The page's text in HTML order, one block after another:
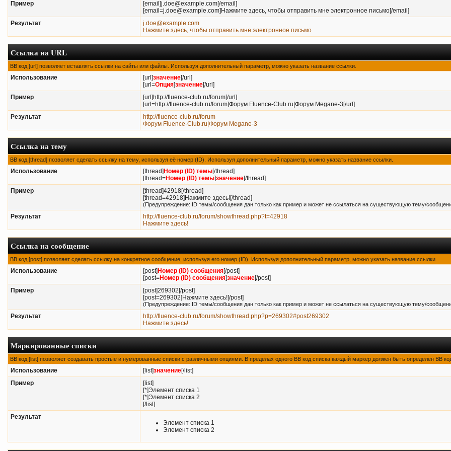
Пример
[email]j.doe@example.com[/email]
[email=j.doe@example.com]Нажмите здесь, чтобы отправить мне электронное письмо[/email]
Результат
j.doe@example.com
Нажмите здесь, чтобы отправить мне электронное письмо
Ссылка на URL
BB код [url] позволяет вставлять ссылки на сайты или файлы. Используя дополнительный параметр, можно указать название ссылки.
Использование [url]значение[/url]
[url=Опция]значение[/url]
Пример
[url]http://fluence-club.ru/forum[/url]
[url=http://fluence-club.ru/forum]Форум Fluence-Club.ru|Форум Megane-3[/url]
Результат
http://fluence-club.ru/forum
Форум Fluence-Club.ru|Форум Megane-3
Ссылка на тему
BB код [thread] позволяет сделать ссылку на тему, используя её номер (ID). Используя дополнительный параметр, можно указать название ссылки.
Использование [thread] Номер (ID) темы[/thread]
[thread=Номер (ID) темы]значение[/thread]
Пример
[thread]42918[/thread]
[thread=42918]Нажмите здесь![/thread]
(Предупреждение: ID темы/сообщения дан только как пример и может не ссылаться на существующую тему/
Результат
http://fluence-club.ru/forum/showthread.php?t=42918
Нажмите здесь!
Ссылка на сообщение
BB код [post] позволяет сделать ссылку на конкретное сообщение, используя его номер (ID). Используя дополнительный параметр, можно указать название ссылки.
Использование [post] Номер (ID) сообщения[/post]
[post=Номер (ID) сообщения]значение[/post]
Пример
[post]269302[/post]
[post=269302]Нажмите здесь![/post]
(Предупреждение: ID темы/сообщения дан только как пример и может не ссылаться на существующую тему/
Результат
http://fluence-club.ru/forum/showthread.php?p=269302#post269302
Нажмите здесь!
Маркированные списки
BB код [list] позволяет создавать простые и нумерованные списки с различными опциями. В пределах одного BB код списка каждый маркер должен быть определен BB
Использование [list]значение[/list]
Пример
[list]
[*]Элемент списка 1
[*]Элемент списка 2
[/list]
Результат
Элемент списка 1
Элемент списка 2